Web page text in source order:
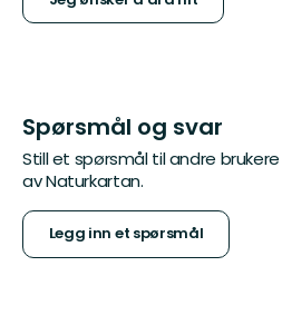
Spørsmål og svar
Still et spørsmål til andre brukere
av Naturkartan.
Legg inn et spørsmål